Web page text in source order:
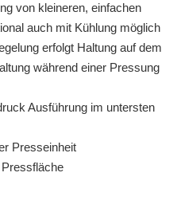
von kleineren, einfachen
auch mit Kühlung möglich
erfolgt Haltung auf dem
während einer Pressung
Ausführung im untersten
Presseinheit